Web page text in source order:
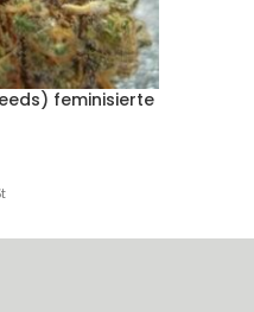
feminisierte